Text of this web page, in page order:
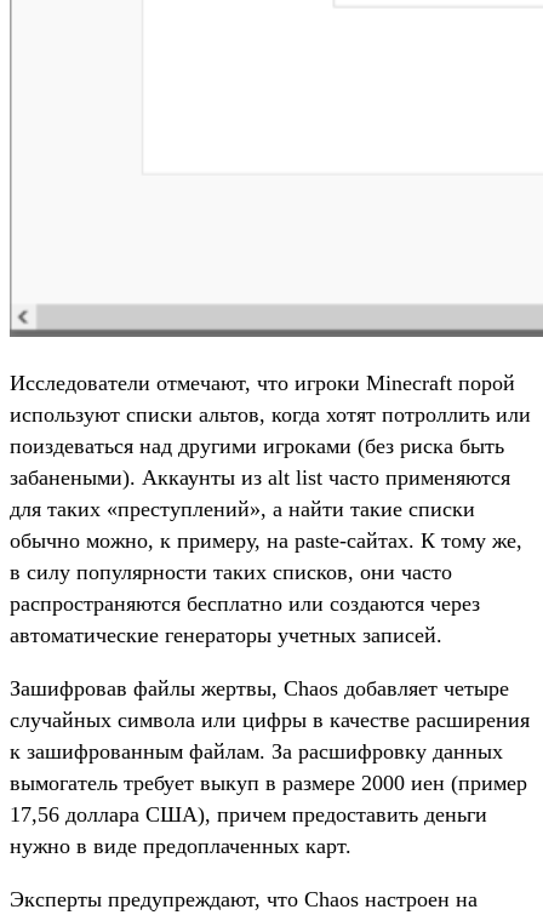
Исследователи отмечают, что игроки Minecraft порой
используют списки альтов, когда хотят потроллить или
поиздеваться над другими игроками (без риска быть
забанеными). Аккаунты из alt list часто применяются
для таких «преступлений», а найти такие списки
обычно можно, к примеру, на paste-сайтах. К тому же,
в силу популярности таких списков, они часто
распространяются бесплатно или создаются через
автоматические генераторы учетных записей.
Зашифровав файлы жертвы, Chaos добавляет четыре
случайных символа или цифры в качестве расширения
к зашифрованным файлам. За расшифровку данных
вымогатель требует выкуп в размере 2000 иен (пример
17,56 доллара США), причем предоставить деньги
нужно в виде предоплаченных карт.
Эксперты предупреждают, что Chaos настроен на